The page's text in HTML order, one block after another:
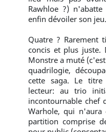
Rawhloe ?)
enfin dévoiler son jeu.
Quatre ? Rarement
concis et plus juste.
Monstre a muté
quadrilogie,
cette saga. Le titre
lecteur: au trio
incontournable chef
Warhole, qui n'aura
partition comprise